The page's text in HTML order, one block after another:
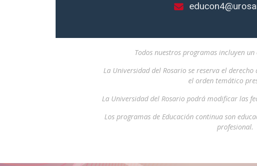
Todos nuestros programas incluyen
La Universidad del Rosario se reserva el
el orden temático
La Universidad del Rosario podrá modificar las
Los programas de Educación continua son
profesional.